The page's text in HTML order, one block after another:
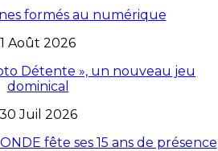
formés au numérique
1 Août 2026
Détente », un nouveau jeu
dominical
30 Juil 2026
fête ses 15 ans de présence